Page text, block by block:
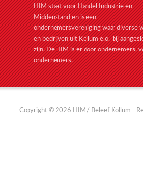
HIM staat voor Handel Industrie en
Middenstand en is een
ondernemersvereniging waar diverse
en bedrijven uit Kollum e.o. bij
zijn. De HIM is er door ondernemers,
ondernemers.
Copyright © 2026 HIM / Beleef Kollum -